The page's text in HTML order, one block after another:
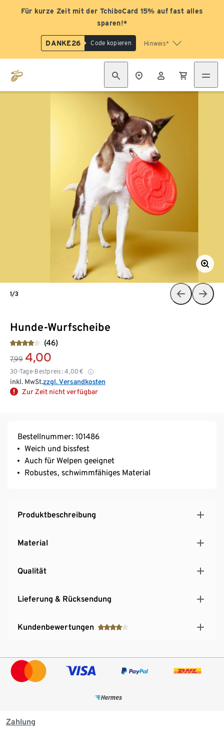
Für kurze Zeit mit der TchiboCard 15% auf fast alles
sparen!*
DANKE26 Code kopieren Hinweis*
Hunde-Wurfscheibe
(46)
7,99 4,00
30-Tage-Bestpreis: 4,00 €
inkl. MwSt.zzgl. Versandkosten
Zur Zeit nicht verfügbar
1/3
Bestellnummer: 101486
Weich und bissfest
Auch für Welpen geeignet
Robustes, schwimmfähiges Material
Produktbeschreibung
Material
Qualität
Lieferung & Rücksendung
Kundenbewertungen
Zahlung